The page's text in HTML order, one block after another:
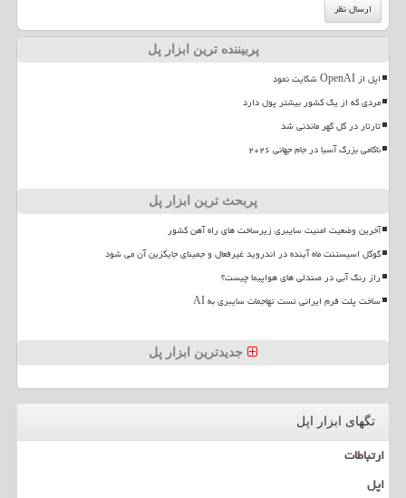
پربیننده ترین ابزار پل
اپل از OpenAI شکایت نمود
مردی که از یک کشور بیشتر پول دارد
تارتار در گل گهر ماندنی شد
ناکامی بزرگ آسیا در جام جهانی ۲۰۲۶
پربحث ترین ابزار پل
آخرین وضعیت امنیت سایبری زیرساخت های راه آهن کشور
گوگل اسیستنت ماه آینده در اندروید غیرفعال و جمینای جایگزین آن می شود
راز رنگ آبی در صندلی های هواپیما چیست؟
ساخت پلت فرم ایرانی تست تهاجمات سایبری به AI
جدیدترین ابزار پل
تگهای ابزار اپل
ارتباطات
اپل